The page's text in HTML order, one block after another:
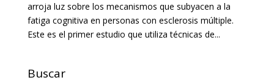
arroja luz sobre los mecanismos que subyacen a la
fatiga cognitiva en personas con esclerosis múltiple.
Este es el primer estudio que utiliza técnicas de...
Buscar